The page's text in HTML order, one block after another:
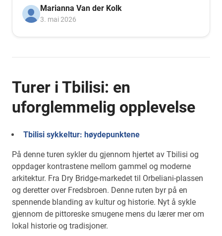
med TomTom-en min. Det fungerer!
Lykke til med organisasjonen deres. Og vi
Marianna Van der Kolk
3. mai 2026
Turer i Tbilisi: en
uforglemmelig opplevelse
Tbilisi sykkeltur: høydepunktene
På denne turen sykler du gjennom hjertet av Tbilisi og
oppdager kontrastene mellom gammel og moderne
arkitektur. Fra Dry Bridge-markedet til Orbeliani-plassen
og deretter over Fredsbroen. Denne ruten byr på en
spennende blanding av kultur og historie. Nyt å sykle
gjennom de pittoreske smugene mens du lærer mer om
lokal historie og tradisjoner.